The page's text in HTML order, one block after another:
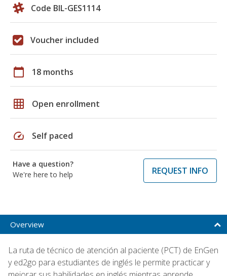
Code BIL-GES1114
Voucher included
calendar_today 18 months
grid_on Open enrollment
speed Self paced
Have a question?
We're here to help
REQUEST INFO
Overview
La ruta de técnico de atención al paciente (PCT) de EnGen
y ed2go para estudiantes de inglés le permite practicar y